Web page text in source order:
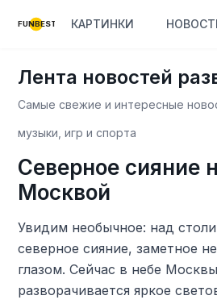
FUNBEST КАРТИНКИ
Лента новостей
Самые свежие и интересные
музыки, игр и спорта
Северное сияние
Москвой
Увидим необычное: над
северное сияние, заметное
глазом. Сейчас в небе
разворачивается яркое